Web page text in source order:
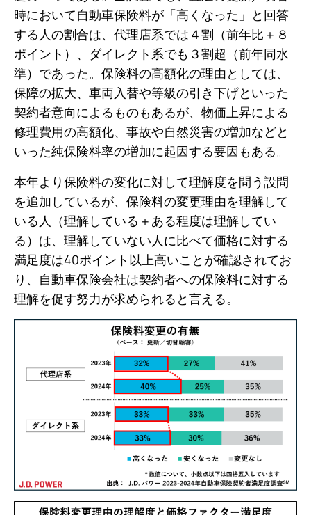
時において自動車保険料が「高くなった」と回答
する人の割合は、代理店系では４割（前年比＋８
ポイント）、ダイレクト系でも３割超（前年同水
準）であった。保険料の高額化の理由としては、
保障の拡大、車両入替や等級の引き下げといった
契約者意向によるものもあるが、物価上昇による
修理費用の高額化、事故や自然災害の増加などと
いった純保険料率の増加に起因する要因もある。
本年より保険料の変化に対して理解度を問う設問
を追加しているが、保険料の変更理由を理解して
いる人（理解している＋ある程度は理解してい
る）は、理解していない人に比べて価格に対する
満足度は40ポイント以上高いことが確認されてお
り、自動車保険会社は契約者への保険料に対する
理解を促す努力が求められると言える。